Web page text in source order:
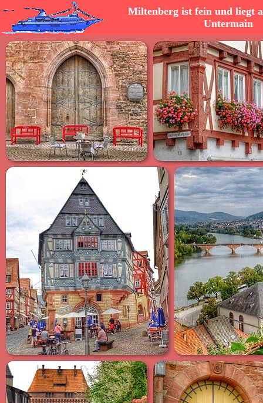
Miltenberg ist fein und liegt
Untermain